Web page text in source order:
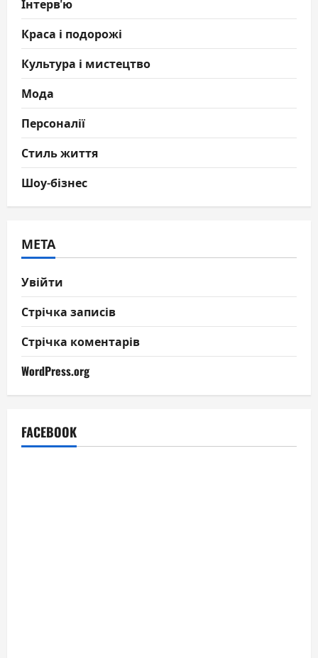
Краса і подорожі
Культура і мистецтво
Мода
Персоналії
Стиль життя
Шоу-бізнес
МЕТА
Увійти
Стрічка записів
Стрічка коментарів
WordPress.org
FACEBOOK